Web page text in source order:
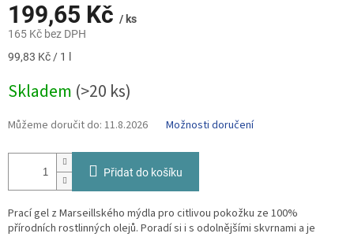
199,65 Kč / ks
165 Kč bez DPH
Měrná
99,83 Kč / 1 l
Skladem (>20 ks)
Můžeme doručit do: 11.8.2026 Možnosti doručení
Přidat do košíku
Prací gel z Marseillského mýdla pro citlivou pokožku ze 100%
přírodních rostlinných olejů. Poradí si i s odolnějšími skvrnami a je